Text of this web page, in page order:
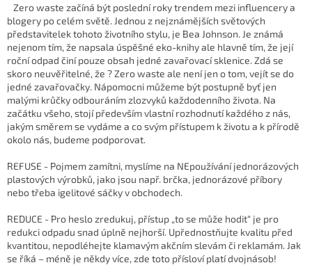
Zero waste začíná být poslední roky trendem mezi influencery a
blogery po celém světě. Jednou z nejznámějších světových
představitelek tohoto životního stylu, je Bea Johnson. Je známá
nejenom tím, že napsala úspěšné eko-knihy ale hlavně tím, že její
roční odpad činí pouze obsah jedné zavařovací sklenice. Zdá se
skoro neuvěřitelné, že ?Zero waste ale není jen o tom, vejít se do
jedné zavařovačky. Nápomocni můžeme být postupně byť jen
malými krůčky odbouráním zlozvyků každodenního života. Na
začátku všeho, stojí především vlastní rozhodnutí každého z nás,
jakým směrem se vydáme a co svým přístupem k životu a k přírodě
okolo nás, budeme podporovat.
REFUSE - Pojmem zamítni, myslíme na NEpoužívání jednorázových
plastových výrobků, jako jsou např. brčka, jednorázové příbory
nebo třeba igelitové sáčky v obchodech.
REDUCE - Pro heslo zredukuj, přístup „to se může hodit“ je pro
redukci odpadu snad úplně nejhorší. Upřednostňujte kvalitu před
kvantitou, nepodléhejte klamavým akčním slevám či reklamám. Jak
se říká – méně je někdy více, zde toto přísloví platí dvojnásob!